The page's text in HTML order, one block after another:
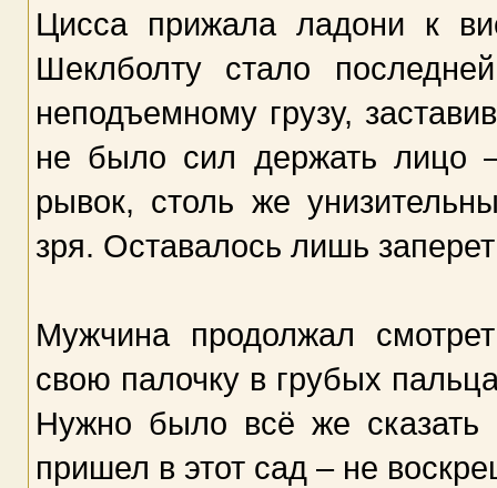
Цисса прижала ладони к
Шеклболту стало
неподъемному грузу,
не было сил держать лицо
рывок, столь же
зря. Оставалось лишь
Мужчина продолжал
свою палочку в грубых
Нужно было всё же сказать
пришел в этот сад – не